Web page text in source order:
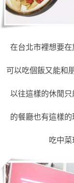
在台北市裡想要在
可以吃個飯又能和
以往這樣的休閒
的餐廳也有這樣
吃中